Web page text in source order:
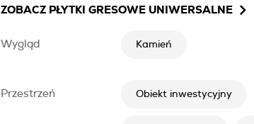
ZOBACZ PŁYTKI GRESOWE UNIWERSALNE
Wygląd Kamień
Przestrzeń Obiekt inwestycyjny